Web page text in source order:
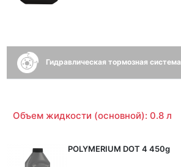
Гидравлическая тормозная система
Объем жидкости (основной): 0.8 л
POLYMERIUM DOT 4 450g